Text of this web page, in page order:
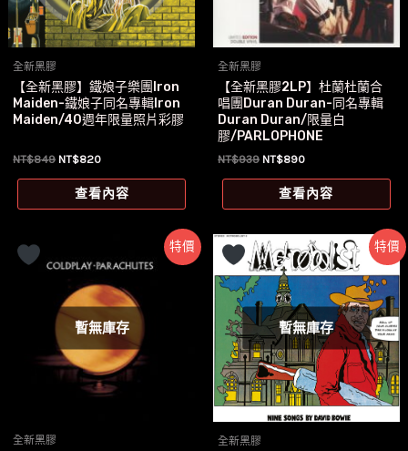
全新黑膠
【全新黑膠】鐵娘子樂團Iron
Maiden-鐵娘子同名專輯Iron
Maiden/40週年限量照片彩膠
NT$849 原
格：
NT$820目
價
格：
查看內容
全新黑膠
【全新黑膠2LP】杜蘭杜蘭合
唱團Duran Duran-同名專輯
Duran Duran/限量白
膠/PARLOPHONE
NT$939 原
格：
NT$890目
價
格：
查看內容
特價
暫無庫存
全新黑膠
特價
暫無庫存
全新黑膠